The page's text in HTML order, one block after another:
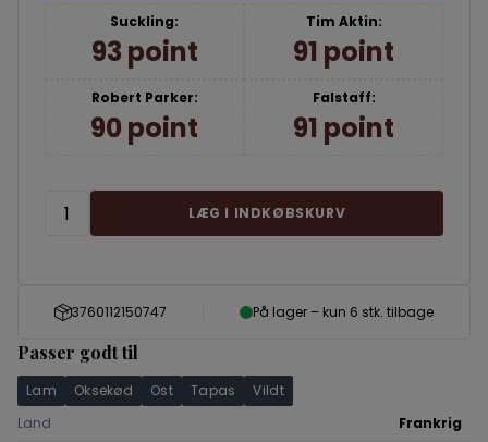
3760112150747 På lager – kun 6 stk. tilbage
Passer godt til
Lam Oksekød Ost Tapas
Vildt
Land
Frankrig
Suckling:
93 point
Tim Aktin:
91 point
Robert Parker:
90 point
Falstaff:
91 point
LÆG I INDKØBSKURV